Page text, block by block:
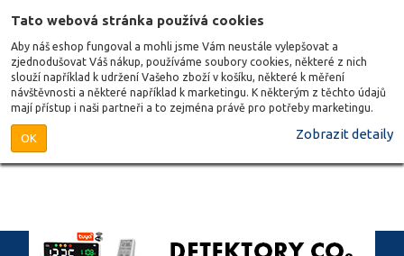
Tato webová stránka používá cookies
Aby náš eshop fungoval a mohli jsme Vám neustále vylepšovat a
zjednodušovat Váš nákup, používáme soubory cookies, některé z nich
slouží například k udržení Vašeho zboží v košíku, některé k měření
návštěvnosti a některé například k marketingu. K některým z těchto údajů
mají přístup i naši partneři a to zejména právě pro potřeby marketingu.
OK Zobrazit detaily